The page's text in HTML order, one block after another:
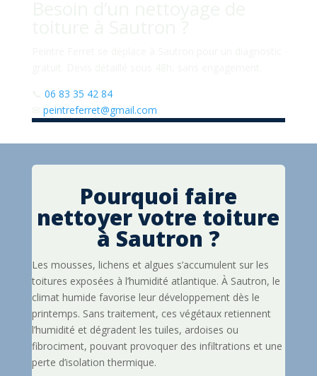
06 83 35 42 84
peintreferret@gmail.com
Pourquoi faire
nettoyer votre toiture
à Sautron ?
Les mousses, lichens et algues s’accumulent sur les
toitures exposées à l’humidité atlantique. À Sautron, le
climat humide favorise leur développement dès le
printemps. Sans traitement, ces végétaux retiennent
l’humidité et dégradent les tuiles, ardoises ou
fibrociment, pouvant provoquer des infiltrations et une
perte d’isolation thermique.